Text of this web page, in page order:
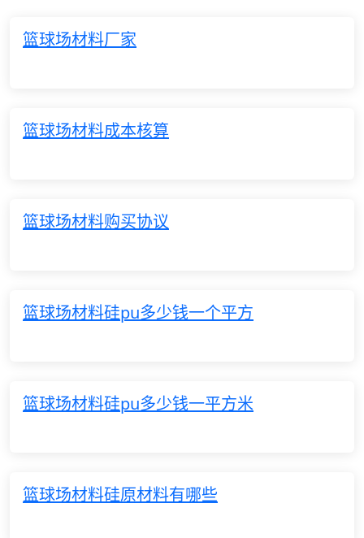
篮球场材料厂家
篮球场材料成本核算
篮球场材料购买协议
篮球场材料硅pu多少钱一个平方
篮球场材料硅pu多少钱一平方米
篮球场材料硅原材料有哪些